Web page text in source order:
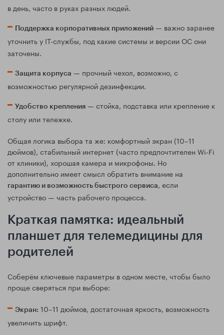
в день, часто в руках разных людей.
Поддержка корпоративных приложений — важно заранее
уточнить у IT-службы, под какие системы и версии ОС они
заточены.
Защита корпуса — прочный чехол, возможно, с
возможностью регулярной дезинфекции.
Удобство крепления — стойка, подставка или крепление к
столу или тележке.
Общая логика выбора та же: комфортный экран (10–11
дюймов), стабильный интернет (часто предпочтителен Wi‑Fi
от клиники), хорошая камера и микрофоны. Но
дополнительно имеет смысл обратить внимание на
гарантию и возможность быстрого сервиса, если
устройство — часть рабочего процесса.
Краткая памятка: идеальный
планшет для телемедицины для
родителей
Соберём ключевые параметры в одном месте, чтобы было
проще сверяться при выборе:
Экран: 10–11 дюймов, достаточная яркость, возможность
увеличить шрифт.